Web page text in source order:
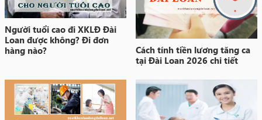
Người tuổi cao đi XKLĐ Đài
Loan được không? Đi đơn
hàng nào?
Cách tính tiền lương tăng ca
tại Đài Loan 2026 chi tiết